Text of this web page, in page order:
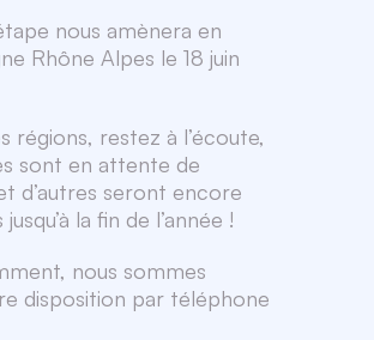
nous amènera en
Rhône Alpes le 18 juin
régions, restez à l’écoute,
sont en attente de
d’autres seront encore
la fin de l’année !
nous sommes
disposition par téléphone